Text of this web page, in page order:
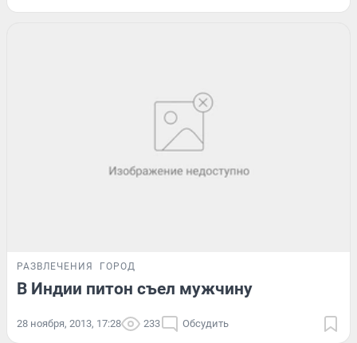
РАЗВЛЕЧЕНИЯ ГОРОД
В Индии питон съел мужчину
28 ноября, 2013, 17:28 233 Обсудить